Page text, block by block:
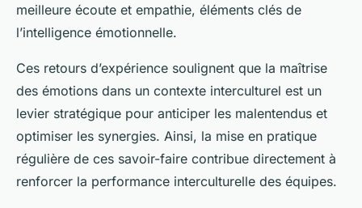
meilleure écoute et empathie, éléments clés de
l’intelligence émotionnelle.
Ces retours d’expérience soulignent que la maîtrise
des émotions dans un contexte interculturel est un
levier stratégique pour anticiper les malentendus et
optimiser les synergies. Ainsi, la mise en pratique
régulière de ces savoir-faire contribue directement à
renforcer la performance interculturelle des équipes.